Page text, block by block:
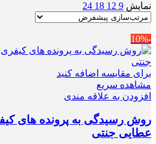
نمایش 9
12
18
24
-10%
برای مقایسه اضافه کنید
مشاهده سریع
افزودن به علاقه مندی
روش رسیدگی به پرونده های
عطایی جنتی